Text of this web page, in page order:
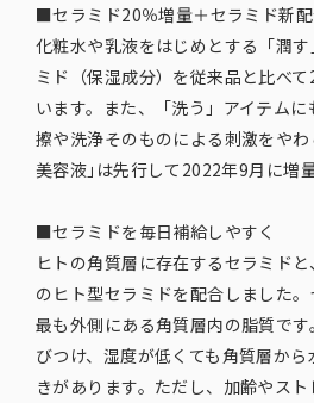
■セラミド20％増量＋セラミド新
化粧水や乳液をはじめとする「潤
ミド（保湿成分）を従来品と比べ
います。また、「洗う」アイテム
擦や洗浄そのものによる刺激をや
美容液｣は先行して2022年9月に増
■セラミドを毎日補給しやすく
ヒトの角質層に存在するセラミド
のヒト型セラミドを配合しました
最も外側にある角質層内の脂質で
びつけ、湿度が低くても角質層か
きがあります。ただし、加齢やス